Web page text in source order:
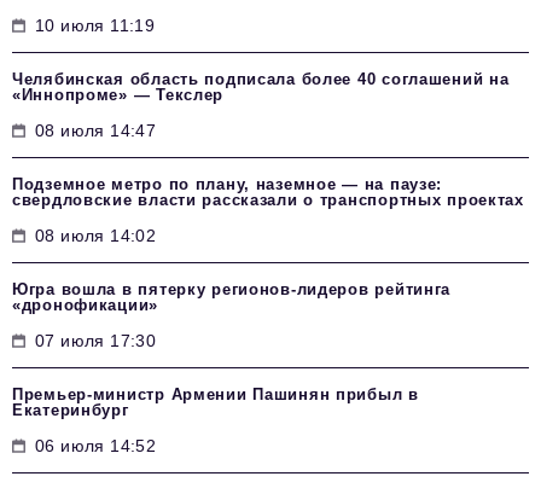
10 июля 11:19
Челябинская область подписала более 40 соглашений на
«Иннопроме» — Текслер
08 июля 14:47
Подземное метро по плану, наземное — на паузе:
свердловские власти рассказали о транспортных проектах
08 июля 14:02
Югра вошла в пятерку регионов-лидеров рейтинга
«дронофикации»
07 июля 17:30
Премьер-министр Армении Пашинян прибыл в
Екатеринбург
06 июля 14:52